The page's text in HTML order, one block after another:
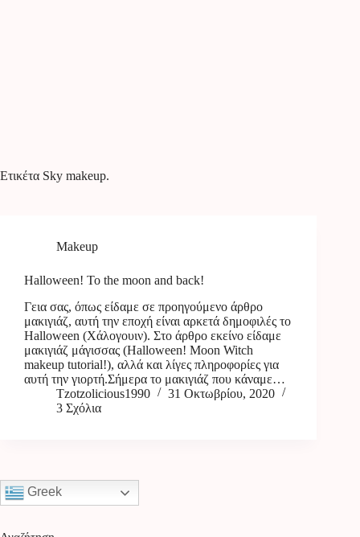
Ετικέτα Sky makeup.
Makeup
Halloween! To the moon and back!
Γεια σας, όπως είδαμε σε προηγούμενο άρθρο
μακιγιάζ, αυτή την εποχή είναι αρκετά δημοφιλές το
Halloween (Χάλογουιν). Στο άρθρο εκείνο είδαμε
μακιγιάζ μάγισσας (Halloween! Moon Witch
makeup tutorial!), αλλά και λίγες πληροφορίες για
αυτή την γιορτή.Σήμερα το μακιγιάζ που κάναμε…
Tzotzolicious1990
31 Οκτωβρίου, 2020
3 Σχόλια
Greek